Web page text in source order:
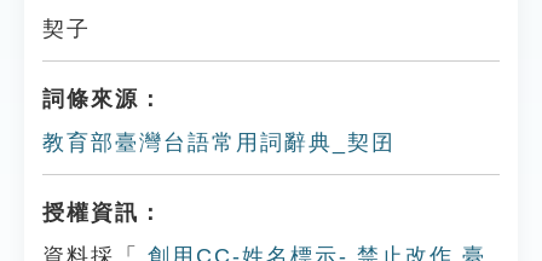
契子
詞條來源：
教育部臺灣台語常用詞辭典_契囝
授權資訊：
資料採「
創用CC-姓名標示- 禁止改作 臺